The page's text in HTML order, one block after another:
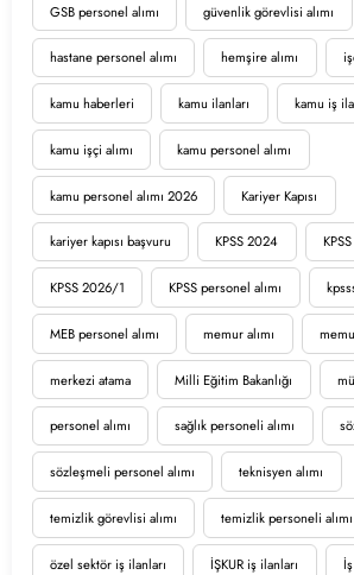
GSB personel alımı güvenlik görevlisi alımı
hastane personel alımı hemşire alımı
kamu haberleri kamu ilanları kamu iş
kamu işçi alımı kamu personel alımı
kamu personel alımı 2026 Kariyer Kapısı
kariyer kapısı başvuru KPSS 2024
KPSS 2026/1 KPSS personel alımı
MEB personel alımı memur alımı
merkezi atama Milli Eğitim Bakanlığı
personel alımı sağlık personeli alımı
sözleşmeli personel alımı teknisyen alımı
temizlik görevlisi alımı temizlik personeli alımı
özel sektör iş ilanları İŞKUR iş ilanları